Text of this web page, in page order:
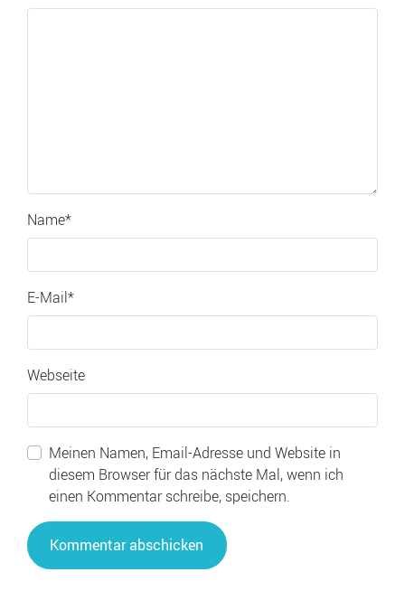
Name*
E-Mail*
Webseite
Meinen Namen, Email-Adresse und Website in
diesem Browser für das nächste Mal, wenn ich
einen Kommentar schreibe, speichern.